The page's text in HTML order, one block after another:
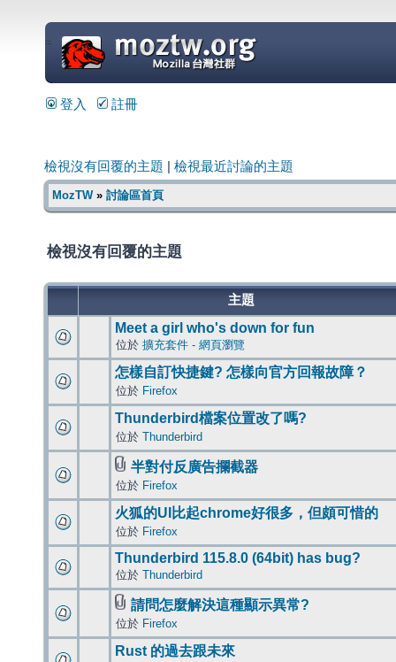
=
登入 註冊
檢視沒有回覆的主題 檢視最近討論的主題
MozTW» 討論區首頁
檢視沒有回覆的主題
主題
Meet a girl who's down for fun
位於 擴充套件 - 網頁瀏覽
怎樣自訂快捷鍵? 怎樣向官方回報故障？
位於 Firefox
Thunderbird檔案位置改了嗎?
位於 Thunderbird
半對付反廣告攔截器
位於 Firefox
火狐的UI比起chrome好很多，但頗可惜的
位於 Firefox
Thunderbird 115.8.0 (64bit) has bug?
位於 Thunderbird
請問怎麼解決這種顯示異常?
位於 Firefox
Rust 的過去跟未來